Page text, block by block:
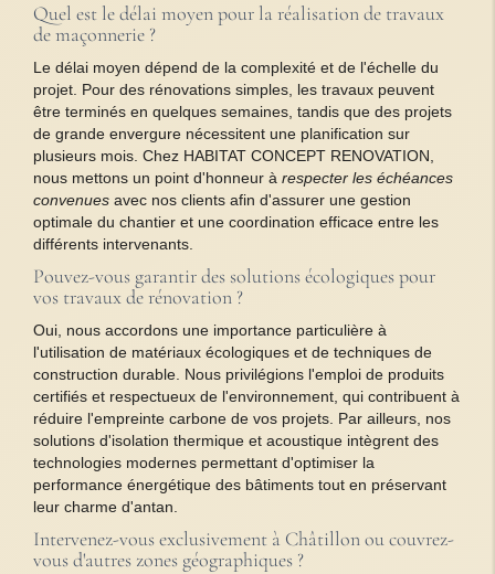
Quel est le délai moyen pour la réalisation de travaux
de maçonnerie ?
Le délai moyen dépend de la complexité et de l'échelle du
projet. Pour des rénovations simples, les travaux peuvent
être terminés en quelques semaines, tandis que des projets
de grande envergure nécessitent une planification sur
plusieurs mois. Chez HABITAT CONCEPT RENOVATION,
nous mettons un point d'honneur à respecter les échéances
convenues avec nos clients afin d'assurer une gestion
optimale du chantier et une coordination efficace entre les
différents intervenants.
Pouvez-vous garantir des solutions écologiques pour
vos travaux de rénovation ?
Oui, nous accordons une importance particulière à
l'utilisation de matériaux écologiques et de techniques de
construction durable. Nous privilégions l'emploi de produits
certifiés et respectueux de l'environnement, qui contribuent à
réduire l'empreinte carbone de vos projets. Par ailleurs, nos
solutions d'isolation thermique et acoustique intègrent des
technologies modernes permettant d'optimiser la
performance énergétique des bâtiments tout en préservant
leur charme d'antan.
Intervenez-vous exclusivement à Châtillon ou couvrez-
vous d'autres zones géographiques ?